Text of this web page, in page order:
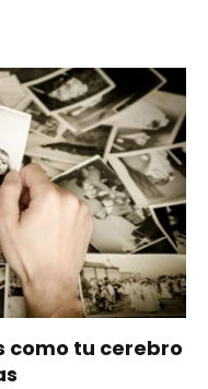
como tu cerebro